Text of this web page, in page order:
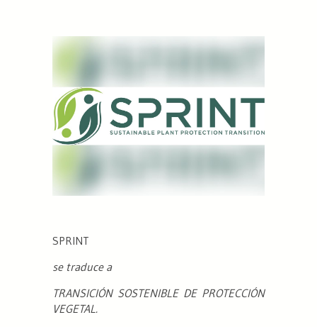
SPRINT
se traduce a
TRANSICIÓN SOSTENIBLE DE PROTECCIÓN
VEGETAL.